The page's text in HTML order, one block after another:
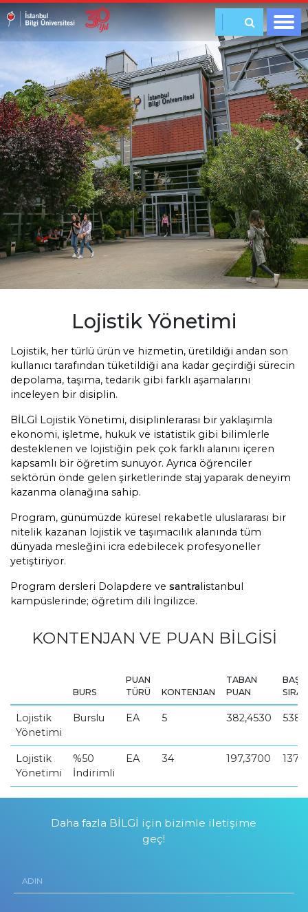
Lojistik Yönetimi
Lojistik, her türlü ürün ve hizmetin, üretildiği andan son
kullanıcı tarafından tüketildiği ana kadar geçirdiği sürecin
depolama, taşıma, tedarik gibi farklı aşamalarını
inceleyen bir disiplin.
BİLGİ Lojistik Yönetimi, disiplinlerarası bir yaklaşımla
ekonomi, işletme, hukuk ve istatistik gibi bilimlerle
desteklenen ve lojistiğin pek çok farklı alanını içeren
kapsamlı bir öğretim sunuyor. Ayrıca öğrenciler
sektörün önde gelen şirketlerinde staj yaparak deneyim
kazanma olanağına sahip.
Program, günümüzde küresel rekabetle uluslararası bir
nitelik kazanan lojistik ve taşımacılık alanında tüm
dünyada mesleğini icra edebilecek profesyoneller
yetiştiriyor.
Program dersleri Dolapdere ve santralistanbul
kampüslerinde; öğretim dili İngilizce.
KONTENJAN VE PUAN BİLGİSİ
BURS
PUAN
TÜRÜ
KONTENJAN
TABAN
PUAN
Lojistik
Yönetimi
Burslu EA 5 382,4530
Lojistik
Yönetimi
%50
İndirimli
EA 34 197,3700
Daha fazla BİLGİ için bizimle iletişime
geç!